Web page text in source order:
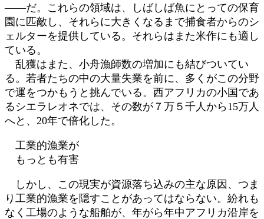
――だ。これらの領域は、しばしば魚にとっての保育
園に匹敵し、それらに大きくなるまで捕食者からのシ
ェルターを提供している。それらはまた米作にも適し
ている。
乱獲はまた、小舟漁師数の増加にも結びついてい
る。若者たちの中の大量失業を前に、多くがこの分野
で運をつかもうと挑んでいる。西アフリカの小国であ
るシエラレオネでは、その数が７万５千人から15万人
へと、20年で倍化した。
工業的漁業が
もっとも有害
しかし、この現実が資源落ち込みの主な原因、つま
り工業的漁業を隠すことがあってはならない。紛れも
なく工場のような船舶が、年がら年中アフリカ沿岸を